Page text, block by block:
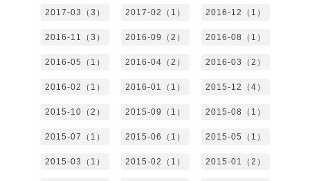
2017-03（3） 2017-02（1） 2016-12（1）
2016-11（3） 2016-09（2） 2016-08（1）
2016-05（1） 2016-04（2） 2016-03（2）
2016-02（1） 2016-01（1） 2015-12（4）
2015-10（2） 2015-09（1） 2015-08（1）
2015-07（1） 2015-06（1） 2015-05（1）
2015-03（1） 2015-02（1） 2015-01（2）